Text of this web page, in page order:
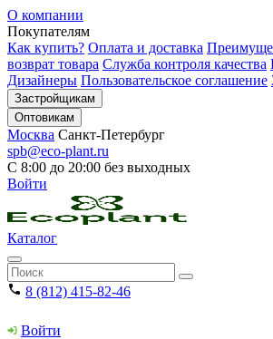
О компании
Покупателям
Как купить? Оплата и доставка
возврат товара Служба контроля качества
Дизайнеры Пользовательское соглашение
Застройщикам
Оптовикам
Москва Санкт-Петербург
spb@eco-plant.ru
С 8:00 до 20:00 без выходных
Войти
Каталог
8 (812) 415-82-46
Войти